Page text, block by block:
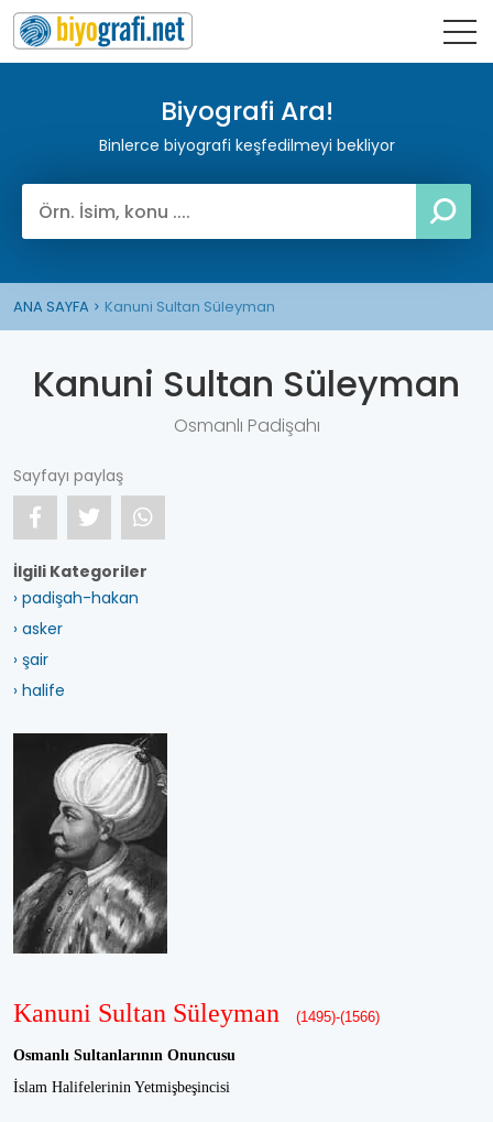
Biyografi Ara!
Binlerce biyografi keşfedilmeyi bekliyor
ANA SAYFA Kanuni Sultan Süleyman
Kanuni Sultan Süleyman
Osmanlı Padişahı
Sayfayı paylaş
İlgili Kategoriler
› padişah-hakan
› asker
› şair
› halife
Kanuni Sultan Süleyman (1495)-(1566)
Osmanlı Sultanlarının Onuncusu
İslam Halifelerinin Yetmişbeşincisi